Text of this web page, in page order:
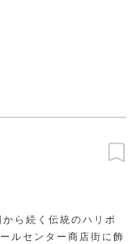
ら続く伝統のハリボ
ルセンター商店街に飾